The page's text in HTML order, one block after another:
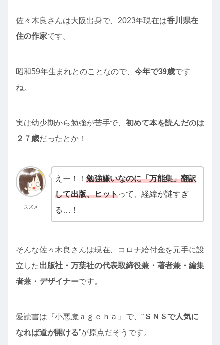
佐々木良さんは大阪出身で、2023年現在は香川県在
住の作家です。
昭和59年生まれとのことなので、 今年で39歳です
ね。
実は幼少期から勉強が苦手で、 初めて本を読んだのは
２７歳だったとか！
スズメ
えー！！勉強嫌いなのに「万能集」翻訳
して出版、ヒットって、経緯が謎すぎ
る…！
そんな佐々木良さんは現在、コロナ給付金を元手に設
立した出版社・万葉社の代表取締役兼・著者兼・編集
者兼・デザイナーです。
愛読書は『小悪魔ａｇｅｈａ』で、“ ＳＮＳで人気に
なれば道が開ける”が原点だそうです。